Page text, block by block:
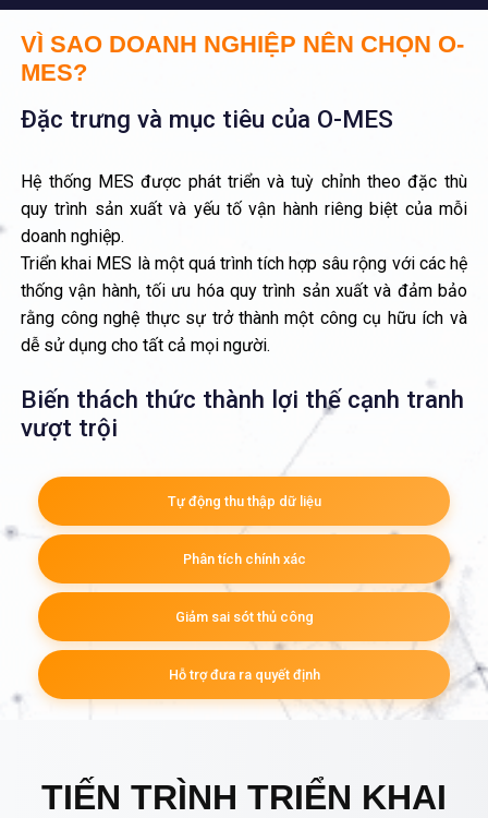
VÌ SAO DOANH NGHIỆP NÊN CHỌN O-
MES?
Đặc trưng và mục tiêu của O-MES
Hệ thống MES được phát triển và tuỳ chỉnh theo đặc thù
quy trình sản xuất và yếu tố vận hành riêng biệt của mỗi
doanh nghiệp.
Triển khai MES là một quá trình tích hợp sâu rộng với các hệ
thống vận hành, tối ưu hóa quy trình sản xuất và đảm bảo
rằng công nghệ thực sự trở thành một công cụ hữu ích và
dễ sử dụng cho tất cả mọi người.
Biến thách thức thành lợi thế cạnh tranh
vượt trội
Tự động thu thập dữ liệu
Phân tích chính xác
Giảm sai sót thủ công
Hỗ trợ đưa ra quyết định
TIẾN TRÌNH TRIỂN KHAI